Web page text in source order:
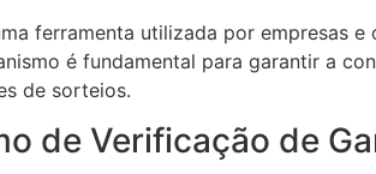
ferramenta utilizada por empresas
é fundamental para garantir a
de sorteios.
de Verificação de